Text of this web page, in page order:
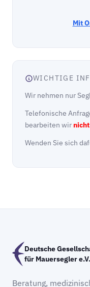
Mit
WICHTIGE
Wir nehmen nur
Telefonische
bearbeiten wir nicht
Wenden Sie sich
Deutsche
für Mauersegler e.V.
Beratung,